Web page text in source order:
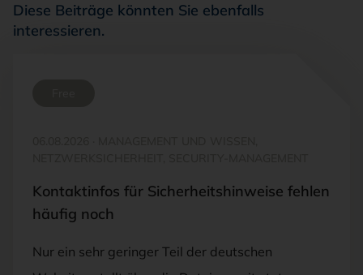
Diese Beiträge könnten Sie ebenfalls
interessieren.
Kontaktinfos für Sicherheitshinweise fehlen
häufig noch
Nur ein sehr geringer Teil der deutschen